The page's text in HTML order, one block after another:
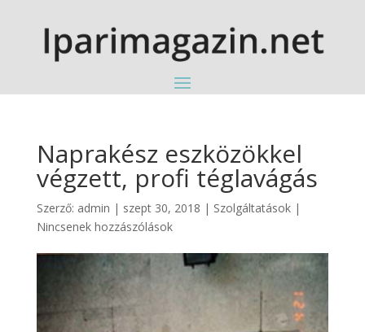
Naprakész eszközökkel
végzett, profi téglavágás
Szerző: admin | szept 30, 2018 | Szolgáltatások|
Nincsenek hozzászólások